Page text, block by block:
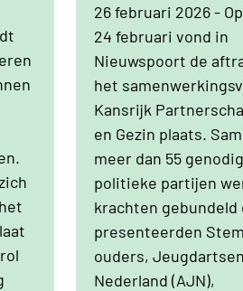
26 februari 2026 -
24 februari vond in
Nieuwspoort de
het
Kansrijk
en Gezin plaats.
meer dan 55
politieke partijen
krachten gebundeld
presenteerden
ouders, Jeugdartsen
Nederland (AJN),